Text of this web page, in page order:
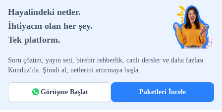
Hayalindeki netler.
İhtiyacın olan her şey.
Tek platform.
Soru çözüm, yayın seti, birebir rehberlik, canlı dersler ve daha fazlası
Kunduz’da. Şimdi al, netlerini artırmaya başla.
Görüşme Başlat Paketleri İncele